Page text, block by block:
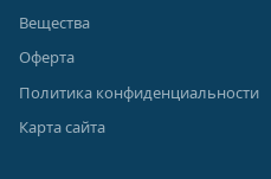
Вещества
Оферта
Политика конфиденциальности
Карта сайта